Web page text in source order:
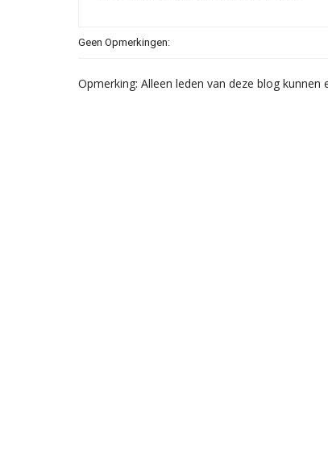
Geen Opmerkingen:
Opmerking: Alleen leden van deze blog kunnen